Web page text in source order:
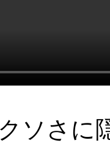
ソさに